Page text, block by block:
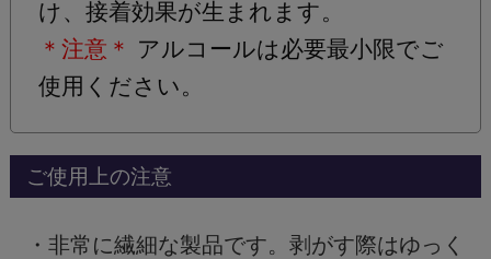
け、接着効果が生まれます。
＊注意＊
アルコールは必要最小限でご
使用ください。
ご使用上の注意
・非常に繊細な製品です。剥がす際はゆっく